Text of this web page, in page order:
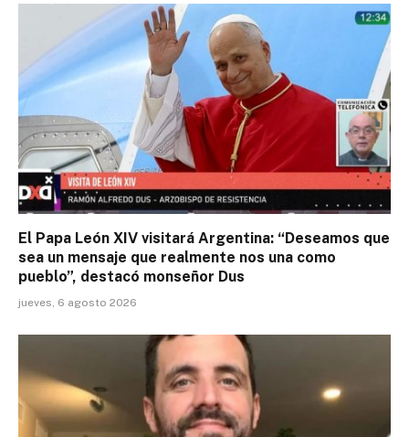
El Papa León XIV visitará Argentina: “Deseamos que
sea un mensaje que realmente nos una como
pueblo”, destacó monseñor Dus
jueves, 6 agosto 2026